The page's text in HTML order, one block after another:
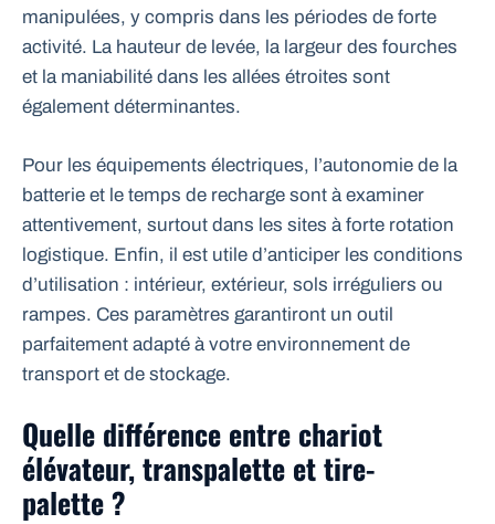
manipulées, y compris dans les périodes de forte
activité. La hauteur de levée, la largeur des fourches
et la maniabilité dans les allées étroites sont
également déterminantes.
Pour les équipements électriques, l’autonomie de la
batterie et le temps de recharge sont à examiner
attentivement, surtout dans les sites à forte rotation
logistique. Enfin, il est utile d’anticiper les conditions
d’utilisation : intérieur, extérieur, sols irréguliers ou
rampes. Ces paramètres garantiront un outil
parfaitement adapté à votre environnement de
transport et de stockage.
Quelle différence entre chariot
élévateur, transpalette et tire-
palette ?